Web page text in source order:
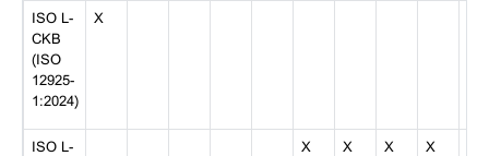
ISO L-
CKB
(ISO
12925-
1:2024)
X
ISO L-
X X X X